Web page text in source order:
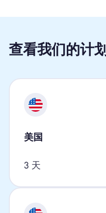
查看我们的计划
美国
3 天